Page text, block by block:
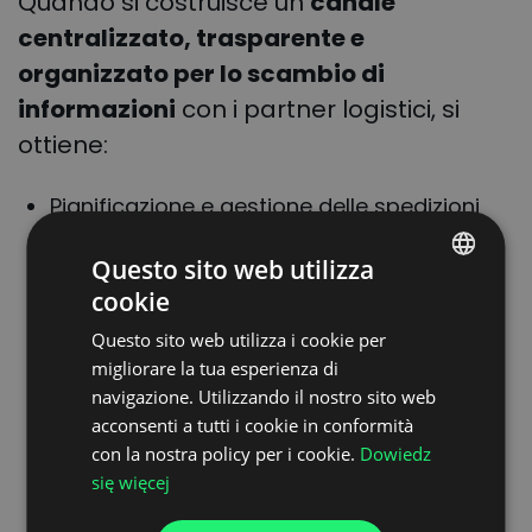
centralizzato, trasparente e
organizzato per lo scambio di
informazioni con i partner logistici, si
ottiene:
Pianificazione e gestione delle spedizioni
Migliore collaborazione e fiducia con i
vettori
Dati di qualità superiore per decisioni in
tempo reale
Riduzione del carico amministrativo per i
team
Un ambiente di lavoro più attrattivo per i
UKRAINIAN
SPANISH
Questo sito web utilizza
cookie
Questo sito web utilizza i cookie per
migliorare la tua esperienza di
navigazione. Utilizzando il nostro sito web
acconsenti a tutti i cookie in conformità
con la nostra policy per i cookie. Dowiedz
się więcej